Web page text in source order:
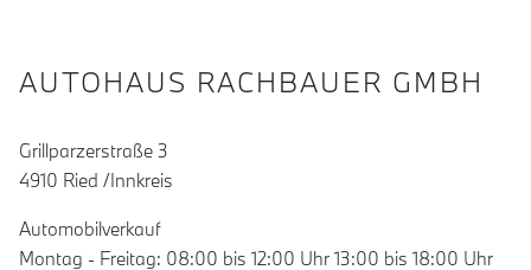
AUTOHAUS RACHBAUER GMBH
Grillparzerstraße 3
4910 Ried /Innkreis
Automobilverkauf
Montag - Freitag: 08:00 bis 12:00 Uhr 13:00 bis 18:00 Uhr